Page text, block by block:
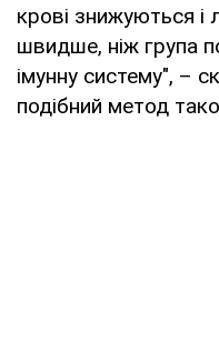
крові знижуються
швидше, ніж група
імунну систему", –
подібний метод